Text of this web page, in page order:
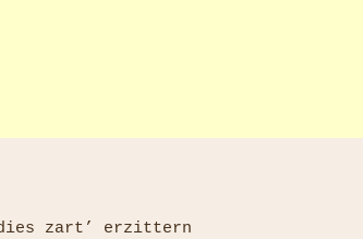
zart’ erzittern